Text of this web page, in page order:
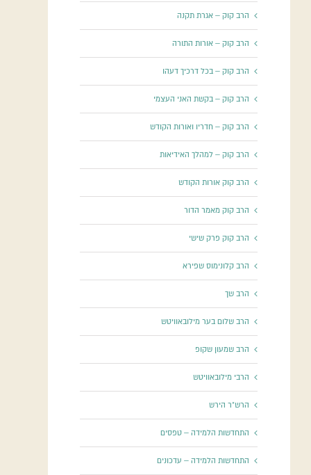
הרב קוק – אגרת תקנה
הרב קוק – אורות התורה
הרב קוק – בכל דרכיך דעהו
הרב קוק – בקשת האני העצמי
הרב קוק – חדריו ואורות הקודש
הרב קוק – למהלך האידיאות
הרב קוק אורות הקודש
הרב קוק מאמר הדור
הרב קוק פרק שישי
הרב קלונימוס שפירא
הרב שך
הרב שלום בער מילובאוויטש
הרב שמעון שקופ
הרבי מילובאוויטש
הרש"ר הירש
התחדשות הלמידה – טפסים
התחדשות הלמידה – עדכונים